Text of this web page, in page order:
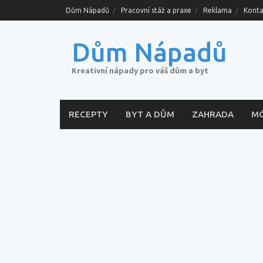
to
Dům Nápadů Pracovní stáž a praxe Reklama
Dům Nápadů
Kreativní nápady pro váš dům a byt
RECEPTY BYT A DŮM ZAHRADA